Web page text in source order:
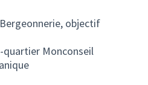
objectif
quartier Monconseil